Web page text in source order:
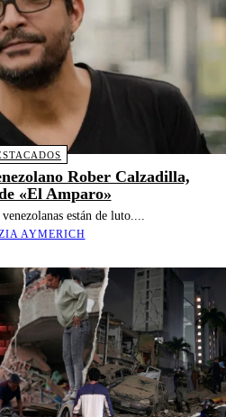
Rober Calzadilla,
«El Amparo»
están de luto....
AYMERICH